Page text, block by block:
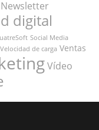
Newsletter
digital
Social Media
Velocidad de carga Ventas
Vídeo